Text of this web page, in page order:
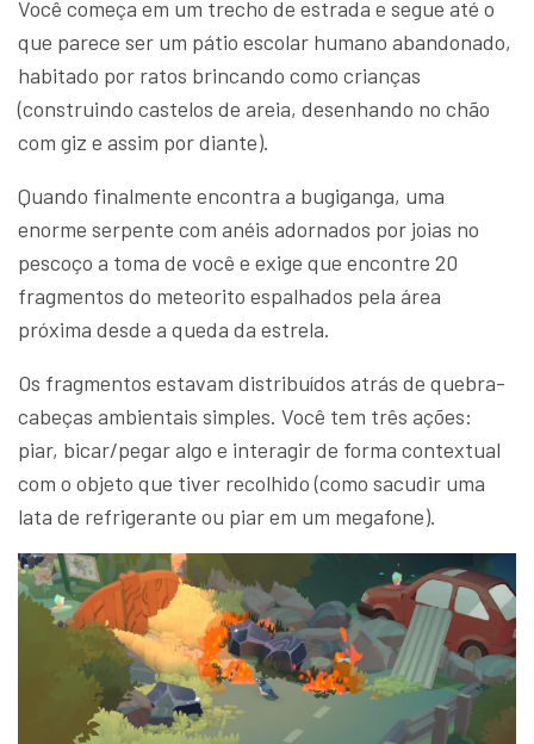
Você começa em um trecho de estrada e segue até o
que parece ser um pátio escolar humano abandonado,
habitado por ratos brincando como crianças
(construindo castelos de areia, desenhando no chão
com giz e assim por diante).
Quando finalmente encontra a bugiganga, uma
enorme serpente com anéis adornados por joias no
pescoço a toma de você e exige que encontre 20
fragmentos do meteorito espalhados pela área
próxima desde a queda da estrela.
Os fragmentos estavam distribuídos atrás de quebra-
cabeças ambientais simples. Você tem três ações:
piar, bicar/pegar algo e interagir de forma contextual
com o objeto que tiver recolhido (como sacudir uma
lata de refrigerante ou piar em um megafone).